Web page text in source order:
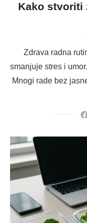
Kako stvoriti
Zdrava radna
smanjuje stres i
Mnogi rade bez